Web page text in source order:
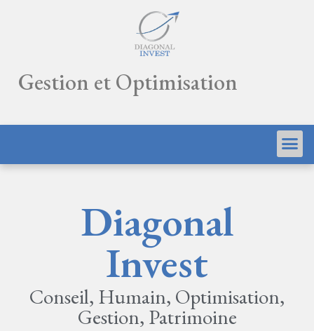
Gestion et Optimisation
Diagonal
Invest
Conseil, Humain, Optimisation,
Gestion, Patrimoine